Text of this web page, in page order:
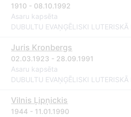
1910 - 08.10.1992
Asaru kapsēta
DUBULTU EVAŅĢĒLISKI LUTERISKĀ
Juris Kronbergs
02.03.1923 - 28.09.1991
Asaru kapsēta
DUBULTU EVAŅĢĒLISKI LUTERISKĀ
Vilnis Ļipņickis
1944 - 11.01.1990